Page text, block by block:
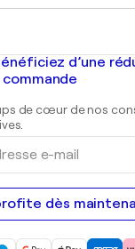
d’une
de cœur de nos
dès